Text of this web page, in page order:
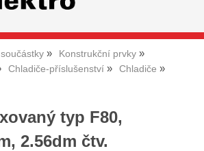
Konstrukční prvky
Chladiče-příslušenství Chladiče
typ F80,
2.56dm čtv.